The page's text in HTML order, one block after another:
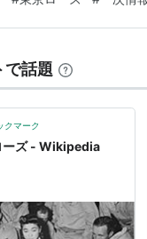
れてきているのですか
で話題
クマーク
ーズ - Wikipedia